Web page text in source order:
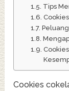
Tips
Cookies